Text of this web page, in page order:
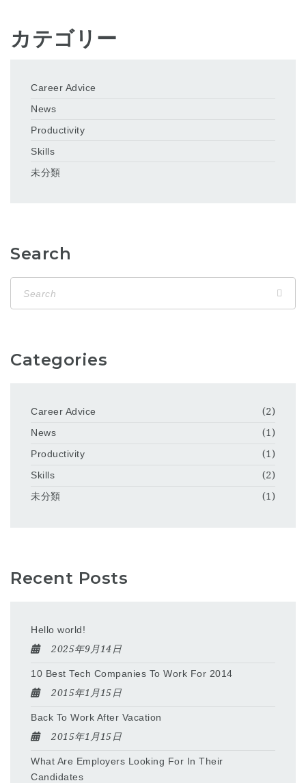
カテゴリー
Career Advice
News
Productivity
Skills
未分類
Search
Categories
Career Advice
(2)
News
(1)
Productivity
(1)
Skills
(2)
未分類
(1)
Recent Posts
Hello world!
2025年9月14日
10 Best Tech Companies To Work For 2014
2015年1月15日
Back To Work After Vacation
2015年1月15日
What Are Employers Looking For In Their
Candidates